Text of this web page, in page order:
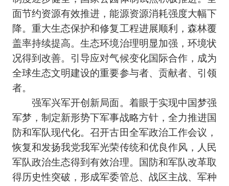
面节约资源有效推进，能源资源消耗强度大幅下
降。重大生态保护和修复工程进展顺利，森林覆
盖率持续提高。生态环境治理明显加强，环境状
况得到改善。引导应对气候变化国际合作，成为
全球生态文明建设的重要参与者、贡献者、引领
者。
强军兴军开创新局面。着眼于实现中国梦强
军梦，制定新形势下军事战略方针，全力推进国
防和军队现代化。召开古田全军政治工作会议，
恢复和发扬我党我军光荣传统和优良作风，人民
军队政治生态得到有效治理。国防和军队改革取
得历史性突破，形成军委管总、战区主战、军种